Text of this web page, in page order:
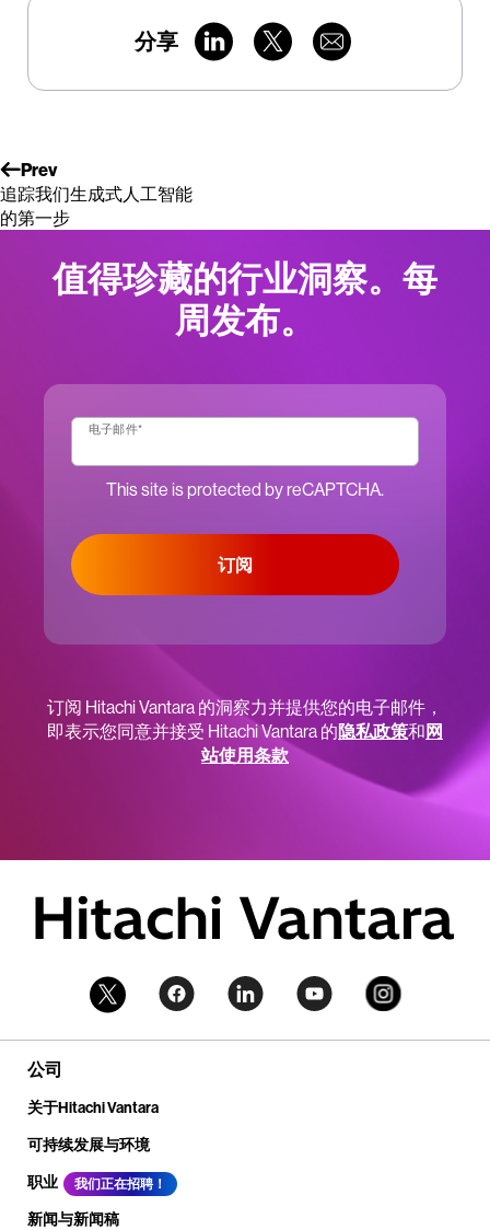
分享
Prev
追踪我们生成式人工智能
的第一步
值得珍藏的行业洞察。每
周发布。
电子邮件*
This site is protected by reCAPTCHA.
订阅
订阅 Hitachi Vantara 的洞察力并提供您的电子邮件，
即表示您同意并接受 Hitachi Vantara 的隐私政策和 网
站使用条款
公司
关于Hitachi Vantara
可持续发展与环境
职业
我们正在招聘！
新闻与新闻稿